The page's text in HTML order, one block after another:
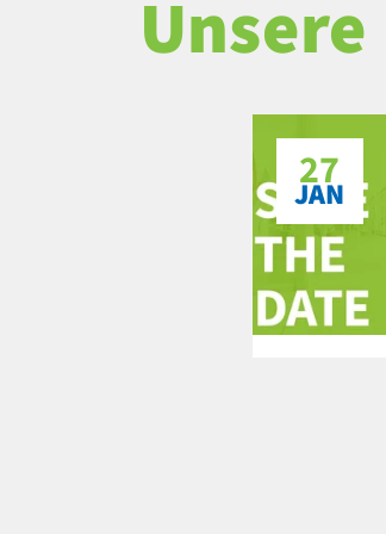
Unsere
27
JAN